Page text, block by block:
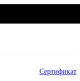
Сертификат